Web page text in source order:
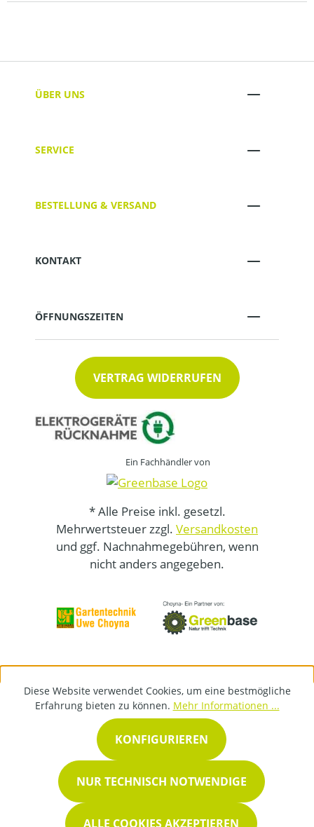
ÜBER UNS
SERVICE
BESTELLUNG & VERSAND
KONTAKT
ÖFFNUNGSZEITEN
VERTRAG WIDERRUFEN
Ein Fachhändler von
* Alle Preise inkl. gesetzl.
Mehrwertsteuer zzgl. Versandkosten
und ggf. Nachnahmegebühren, wenn
nicht anders angegeben.
Diese Website verwendet Cookies, um eine bestmögliche
Erfahrung bieten zu können. Mehr Informationen ...
NUR TECHNISCH NOTWENDIGE
KONFIGURIEREN
ALLE COOKIES AKZEPTIEREN